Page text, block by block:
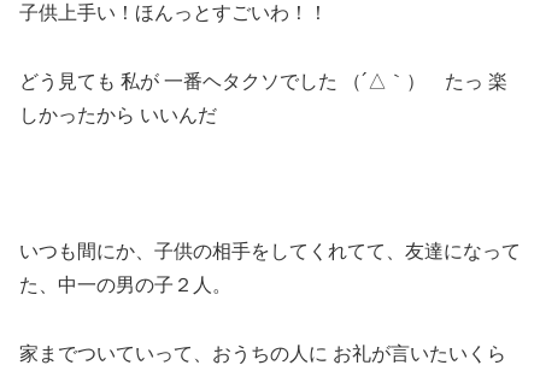
子供上手い！ほんっとすごいわ！！
どう見ても 私が 一番ヘタクソでした （´△｀） たっ 楽
しかったから いいんだ
いつも間にか、子供の相手をしてくれてて、友達になって
た、中一の男の子２人。
家までついていって、おうちの人に お礼が言いたいくら